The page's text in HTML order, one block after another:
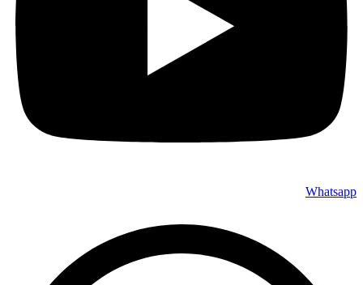
Whatsapp